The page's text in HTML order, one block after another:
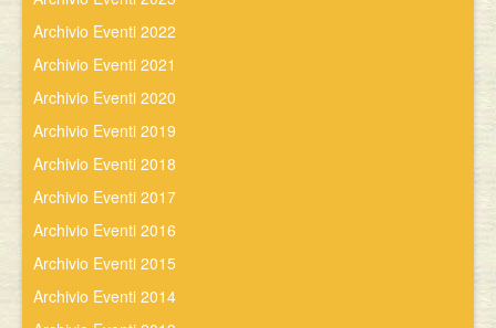
Archivio Eventi 2022
Archivio Eventi 2021
Archivio Eventi 2020
Archivio Eventi 2019
Archivio Eventi 2018
Archivio Eventi 2017
Archivio Eventi 2016
Archivio Eventi 2015
Archivio Eventi 2014